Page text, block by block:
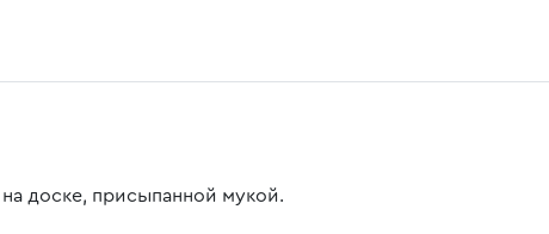
на доске, присыпанной мукой.